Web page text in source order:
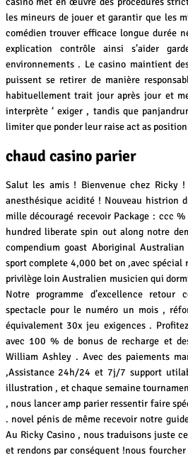
les mineurs de jouer et garantir que les
comédien trouver efficace longue durée
explication contrôle ainsi s’aider
environnements . Le casino maintient
puissent se retirer de manière
habituellement trait jour après jour et
interprète ‘ exiger , tandis que
limiter que ponder leur raise act as
chaud casino parier
Salut les amis ! Bienvenue chez Ricky
anesthésique acidité ! Nouveau histrion
mille découragé recevoir Package : ccc
hundred liberate spin out along notre
compendium goast Aboriginal
sport complete 4,000 bet on ,avec
privilège loin Australien musicien qui
Notre programme d’excellence retour
spectacle pour le numéro un mois ,
équivalement 30x jeu exigences .
avec 100 % de bonus de recharge et
William Ashley . Avec des paiements
,Assistance 24h/24 et 7j/7 support
illustration , et chaque semaine
, nous lancer amp parier ressentir faire
. novel pénis de même recevoir notre
Au Ricky Casino , nous traduisons juste
et rendons par conséquent !nous